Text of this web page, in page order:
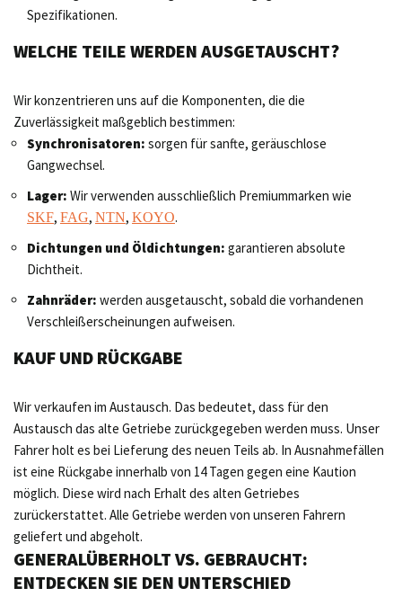
Spezifikationen.
WELCHE TEILE WERDEN AUSGETAUSCHT?
Wir konzentrieren uns auf die Komponenten, die die
Zuverlässigkeit maßgeblich bestimmen:
Synchronisatoren: sorgen für sanfte, geräuschlose
Gangwechsel.
Lager: Wir verwenden ausschließlich Premiummarken wie
SKF, FAG, NTN, KOYO.
Dichtungen und Öldichtungen: garantieren absolute
Dichtheit.
Zahnräder: werden ausgetauscht, sobald die vorhandenen
Verschleißerscheinungen aufweisen.
KAUF UND RÜCKGABE
Wir verkaufen im Austausch. Das bedeutet, dass für den
Austausch das alte Getriebe zurückgegeben werden muss. Unser
Fahrer holt es bei Lieferung des neuen Teils ab. In Ausnahmefällen
ist eine Rückgabe innerhalb von 14 Tagen gegen eine Kaution
möglich. Diese wird nach Erhalt des alten Getriebes
zurückerstattet. Alle Getriebe werden von unseren Fahrern
geliefert und abgeholt.
GENERALÜBERHOLT VS. GEBRAUCHT:
ENTDECKEN SIE DEN UNTERSCHIED